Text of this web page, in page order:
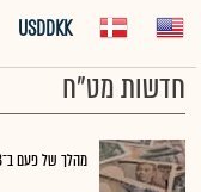
USDDKK
חדשות מט"ח
מהלך של פעם ב־28 שנה: מאחורי הדחיפה האמריקאית לכלכלת יפן